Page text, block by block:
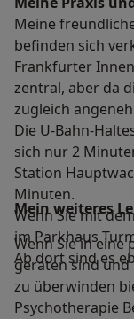
Meine
befinden sich
Frankfurter
zentral, aber da
zugleich
Die U-Bahn-
sich nur 2
Station
Minuten.
Wenn Sie mit
im Parkhaus
Ab dort sind es
Mein weiteres
Wenn Sie in eine
geraten sind
zu überwinden
Psychotherapie